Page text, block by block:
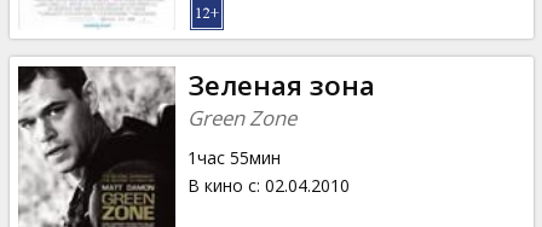
Зеленая зона
Green Zone
1час 55мин
В кино с: 02.04.2010